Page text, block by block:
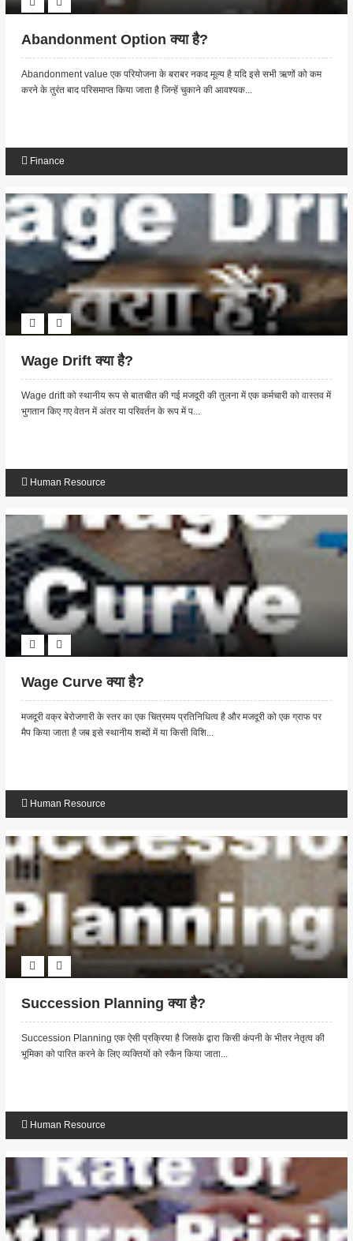
Abandonment Option क्या है?
Abandonment value एक परियोजना के बराबर नकद मूल्य है यदि इसे सभी ऋणों को कम
करने के तुरंत बाद परिसमाप्त किया जाता है जिन्हें चुकाने की आवश्यक...
Finance
Wage Drift क्या है?
Wage drift को स्थानीय रूप से बातचीत की गई मजदूरी की तुलना में एक कर्मचारी को वास्तव में
भुगतान किए गए वेतन में अंतर या परिवर्तन के रूप में प...
Human Resource
Wage Curve क्या है?
मजदूरी वक्र बेरोजगारी के स्तर का एक चित्रमय प्रतिनिधित्व है और मजदूरी को एक ग्राफ पर
मैप किया जाता है जब इसे स्थानीय शब्दों में या किसी विशि...
Human Resource
Succession Planning क्या है?
Succession Planning एक ऐसी प्रक्रिया है जिसके द्वारा किसी कंपनी के भीतर नेतृत्व की
भूमिका को पारित करने के लिए व्यक्तियों को स्कैन किया जाता...
Human Resource